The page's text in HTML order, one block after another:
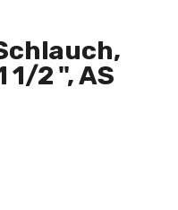
1/2 ", AS